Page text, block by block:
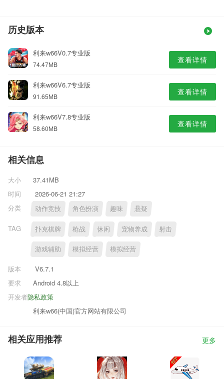
历史版本
利来w66V0.7专业版
74.47MB 查看详情
利来w66V6.7专业版
91.65MB 查看详情
利来w66V7.8专业版
58.60MB 查看详情
相关信息
大小
37.41MB
时间
2026-06-21 21:27
分类
动作竞技 角色扮演 趣味 悬疑
TAG 扑克棋牌 枪战 休闲 宠物养成 射击
游戏辅助 模拟经营 模拟经营
版本
V6.7.1
要求
Android 4.8以上
隐私政策
开发者
利来w66(中国)官方网站有限公司
相关应用推荐 更多